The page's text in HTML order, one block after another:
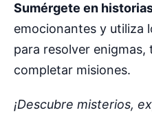
Sumérgete en
emocionantes y utiliza
para resolver
completar misiones.
¡Descubre misterios,